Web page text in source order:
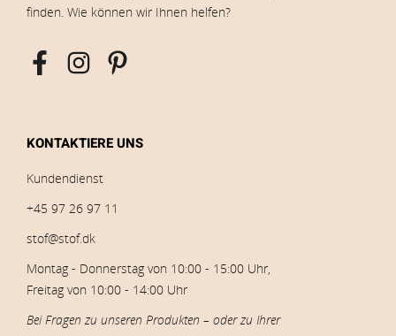
finden. Wie können wir Ihnen helfen?
KONTAKTIERE UNS
Kundendienst
+45 97 26 97 11
stof@stof.dk
Montag - Donnerstag von 10:00 - 15:00 Uhr,
Freitag von 10:00 - 14:00 Uhr
Bei Fragen zu unseren Produkten – oder zu Ihrer